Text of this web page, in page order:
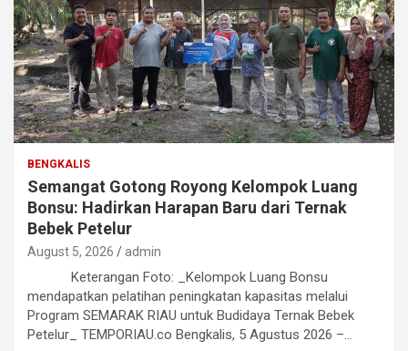
BENGKALIS
Semangat Gotong Royong Kelompok Luang
Bonsu: Hadirkan Harapan Baru dari Ternak
Bebek Petelur
August 5, 2026 admin
Keterangan Foto: _Kelompok Luang Bonsu
mendapatkan pelatihan peningkatan kapasitas melalui
Program SEMARAK RIAU untuk Budidaya Ternak Bebek
Petelur_ TEMPORIAU.co Bengkalis, 5 Agustus 2026 –…